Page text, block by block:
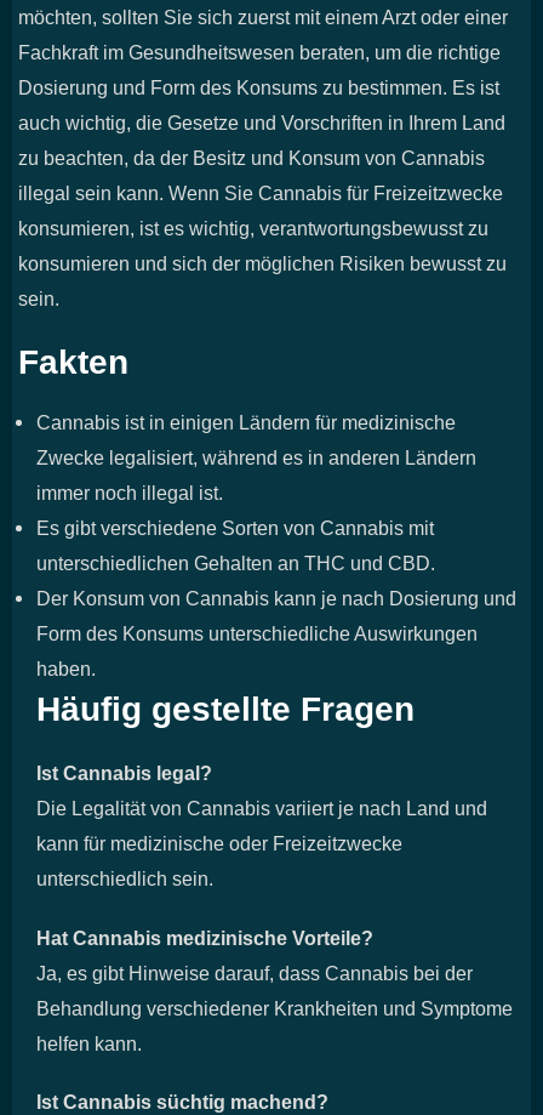
möchten, sollten Sie sich zuerst mit einem Arzt oder einer
Fachkraft im Gesundheitswesen beraten, um die richtige
Dosierung und Form des Konsums zu bestimmen. Es ist
auch wichtig, die Gesetze und Vorschriften in Ihrem Land
zu beachten, da der Besitz und Konsum von Cannabis
illegal sein kann. Wenn Sie Cannabis für Freizeitzwecke
konsumieren, ist es wichtig, verantwortungsbewusst zu
konsumieren und sich der möglichen Risiken bewusst zu
sein.
Fakten
Cannabis ist in einigen Ländern für medizinische
Zwecke legalisiert, während es in anderen Ländern
immer noch illegal ist.
Es gibt verschiedene Sorten von Cannabis mit
unterschiedlichen Gehalten an THC und CBD.
Der Konsum von Cannabis kann je nach Dosierung und
Form des Konsums unterschiedliche Auswirkungen
haben.
Häufig gestellte Fragen
Ist Cannabis legal?
Die Legalität von Cannabis variiert je nach Land und
kann für medizinische oder Freizeitzwecke
unterschiedlich sein.
Hat Cannabis medizinische Vorteile?
Ja, es gibt Hinweise darauf, dass Cannabis bei der
Behandlung verschiedener Krankheiten und Symptome
helfen kann.
Ist Cannabis süchtig machend?